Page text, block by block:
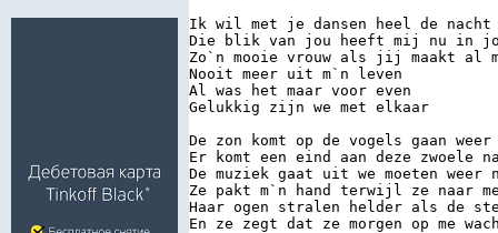
Ik wil met je dansen heel de
Die blik van jou heeft mij nu in
Zo`n mooie vrouw als jij maakt al
Nooit meer uit m`n leven
Al was het maar voor even
Gelukkig zijn we met elkaar
De zon komt op de vogels gaan
Er komt een eind aan deze zwoele
De muziek gaat uit we moeten
Ze pakt m`n hand terwijl ze naar
Haar ogen stralen helder als de
En ze zegt dat ze morgen op me